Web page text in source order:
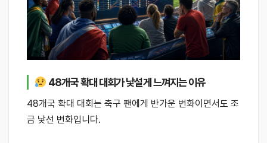
48개국 확대 대회가 낯설게 느껴지는 이유
48개국 확대 대회는 축구 팬에게 반가운 변화이면서도 조
금 낯선 변화입니다.